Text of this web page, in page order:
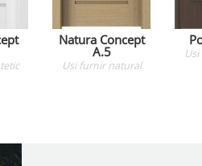
Natura Concept
A.5
Usifurnir natural
Usi